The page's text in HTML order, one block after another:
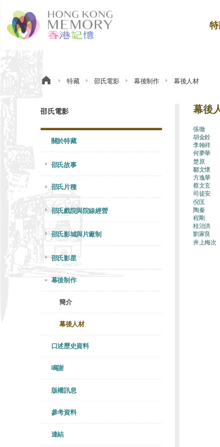
特藏 邵氏電影 幕後制作 幕後人材
邵氏電影
關於特藏
邵氏故事
邵氏片種
邵氏戲院與院線經營
邵氏影城與片廠制
邵氏影星
幕後制作
簡介
幕後人材
口述歷史資料
鳴謝
版權訊息
參考資料
連結
幕後
張徹
胡金銓
李翰祥
何夢華
楚原
鄒文懷
方逸華
蔡文玄
司徒安
倪匡
陶秦
程剛
桂治洪
劉家良
井上梅次